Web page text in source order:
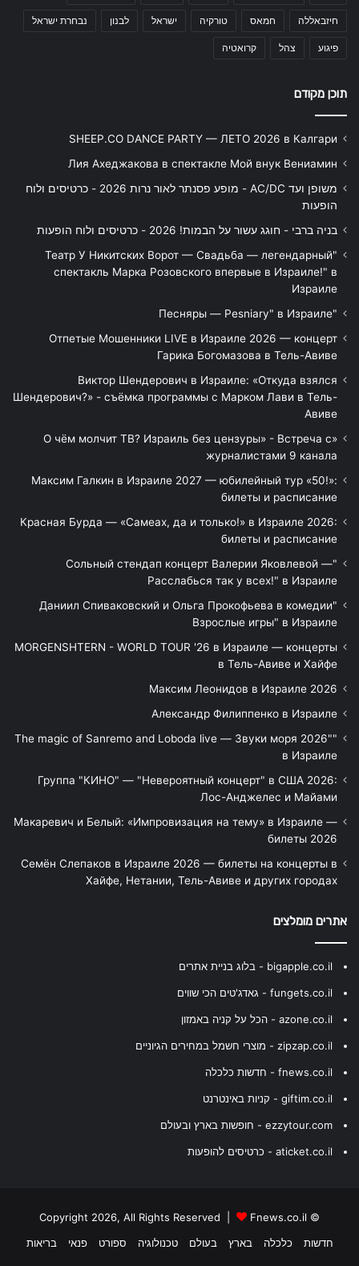
חיזבאללה חמאס טורקיה ישראל לבנון נבחרת ישראל
פיגוע צהל קרואטיה
תוכן מקודם
SHEEP.CO DANCE PARTY — ЛЕТО 2026 в Калгари
Лия Ахеджакова в спектакле Мой внук Вениамин
משופן ועד AC/DC - מופע פסנתר לאור נרות 2026 - כרטיסים ולוח
הופעות
בניה ברבי - חוגג עשור על הבמות! 2026 - כרטיסים ולוח הופעות
"Театр У Никитских Ворот — Свадьба — легендарный
спектакль Марка Розовского впервые в Израиле!" в
Израиле
"Песняры — Pesniary" в Израиле
Отпетые Мошенники LIVE в Израиле 2026 — концерт
Гарика Богомазова в Тель-Авиве
Виктор Шендерович в Израиле: «Откуда взялся
Шендерович?» - съёмка программы с Марком Лави в Тель-
Авиве
«О чём молчит ТВ? Израиль без цензуры» - Встреча с
журналистами 9 канала
Максим Галкин в Израиле 2027 — юбилейный тур «50!»:
билеты и расписание
Красная Бурда — «Самеах, да и только!» в Израиле 2026:
билеты и расписание
"Сольный стендап концерт Валерии Яковлевой —
Расслабься так у всех!" в Израиле
"Даниил Спиваковский и Ольга Прокофьева в комедии
Взрослые игры" в Израиле
MORGENSHTERN - WORLD TOUR '26 в Израиле — концерты
в Тель-Авиве и Хайфе
Максим Леонидов в Израиле 2026
Александр Филиппенко в Израиле
"The magic of Sanremo and Loboda live — Звуки моря 2026"
в Израиле
Группа "КИНО" — "Невероятный концерт" в США 2026:
Лос-Анджелес и Майами
Макаревич и Белый: «Импровизация на тему» в Израиле —
билеты 2026
Семён Слепаков в Израиле 2026 — билеты на концерты в
Хайфе, Нетании, Тель-Авиве и других городах
אתרים מומלצים
bigapple.co.il - בלוג בניית אתרים
fungets.co.il - גאדג'טים הכי שווים
azone.co.il - הכל על קניה באמזון
zipzap.co.il - מוצרי חשמל במחירים הגיוניים
fnews.co.il - חדשות כלכלה
giftim.co.il - קניות באינטרנט
ezzytour.com - חופשות בארץ ובעולם
aticket.co.il - כרטיסים להופעות
© Copyright 2026, All Rights Reserved |
Fnews.co.il
חדשות
כלכלה בארץ בעולם טכנולוגיה ספורט פנאי בריאות